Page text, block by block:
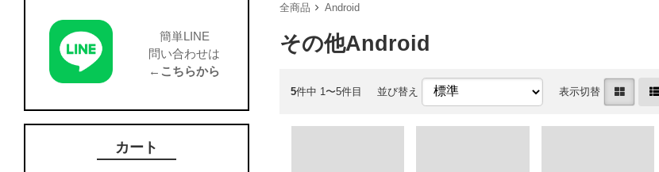
全商品 Android
その他Android
5件中 1〜5件目 並び替え 表示切替
簡単LINE
問い合わせは
←こちらから
カート